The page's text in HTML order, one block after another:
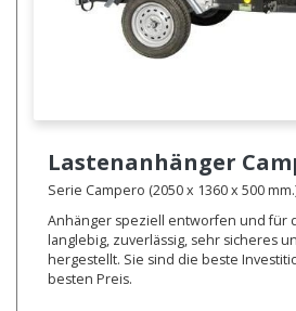
Lastenanhänger
Serie Campero (2050 x 1360 x 500
Anhänger speziell entworfen und für
langlebig, zuverlässig, sehr sicheres
hergestellt. Sie sind die beste
besten Preis.